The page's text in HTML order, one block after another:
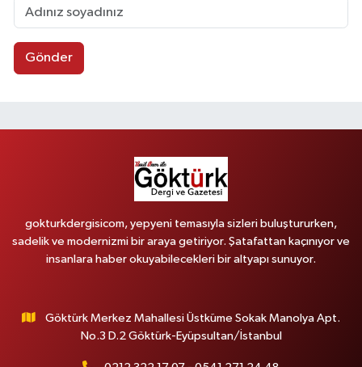
Gönder
gokturkdergisicom, yepyeni temasıyla sizleri buluştururken,
sadelik ve modernizmi bir araya getiriyor. Şatafattan kaçınıyor ve
insanlara haber okuyabilecekleri bir altyapı sunuyor.
Göktürk Merkez Mahallesi Üstküme Sokak Manolya Apt.
No.3 D.2 Göktürk-Eyüpsultan/İstanbul